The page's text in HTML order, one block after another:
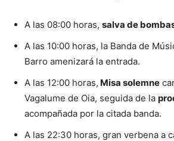
A las 08:00 horas, salva de
A las 10:00 horas, la Banda de
Barro amenizará la entrada.
A las 12:00 horas, Misa solemne
Vagalume de Oia, seguida de la
acompañada por la citada banda.
A las 22:30 horas, gran verbena a